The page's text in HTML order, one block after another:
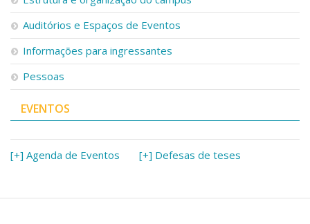
Auditórios e Espaços de Eventos
Informações para ingressantes
Pessoas
EVENTOS
[+] Agenda de Eventos [+] Defesas de teses